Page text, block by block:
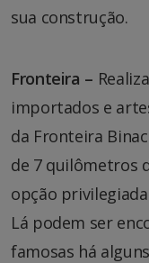
sua construção.
Fronteira –
importados e
da Fronteira
de 7 quilômetros
opção
Lá podem ser
famosas há